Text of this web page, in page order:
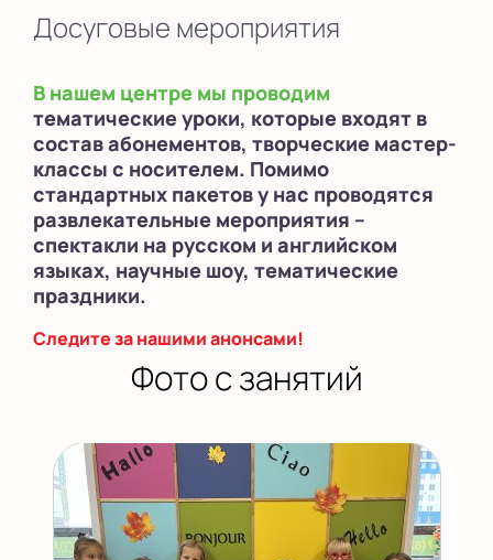
Досуговые мероприятия
В нашем центре мы проводим
тематические уроки, которые входят в
состав абонементов, творческие мастер-
классы с носителем. Помимо
стандартных пакетов у нас проводятся
развлекательные мероприятия –
спектакли на русском и английском
языках, научные шоу, тематические
праздники.
Следите за нашими анонсами!
Фото с занятий